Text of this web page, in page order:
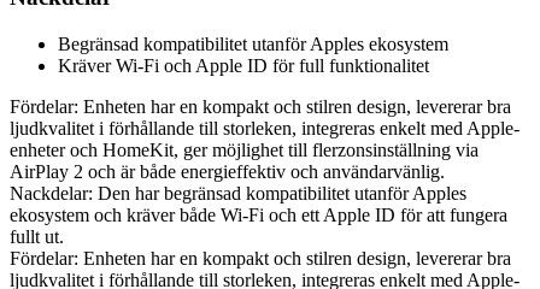
Begränsad kompatibilitet utanför Apples ekosystem
Kräver Wi-Fi och Apple ID för full funktionalitet
Fördelar: Enheten har en kompakt och stilren design, levererar bra
ljudkvalitet i förhållande till storleken, integreras enkelt med Apple-
enheter och HomeKit, ger möjlighet till flerzonsinställning via
AirPlay 2 och är både energieffektiv och användarvänlig.
Nackdelar: Den har begränsad kompatibilitet utanför Apples
ekosystem och kräver både Wi-Fi och ett Apple ID för att fungera
fullt ut.
Fördelar: Enheten har en kompakt och stilren design, levererar bra
ljudkvalitet i förhållande till storleken, integreras enkelt med Apple-